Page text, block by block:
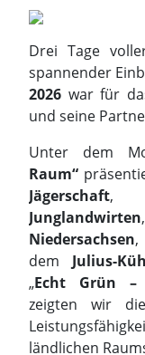
Unter dem
Raum“
Jägerschaft,
Junglandwirten
Niedersachsen,
„Echt Grün –
zeigten wir
ländlichen
An
Besucher
Besonders
Hofbesuche mit